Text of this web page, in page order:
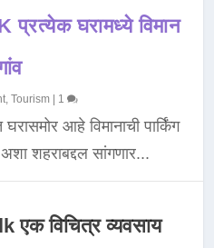
घरामध्ये विमान
,Tourism 1
आहे विमानाची पार्किंग
शहराबद्दल सांगणार...
एक विचित्र व्यवसाय